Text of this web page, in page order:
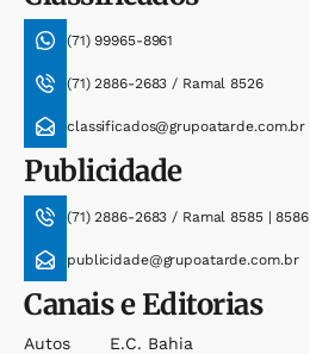
(71) 99965-8961
(71) 2886-2683 / Ramal 8526
classificados@grupoatarde.com.br
Publicidade
(71) 2886-2683 / Ramal 8585 | 8586
publicidade@grupoatarde.com.br
Canais e Editorias
Autos
E.c. Bahia